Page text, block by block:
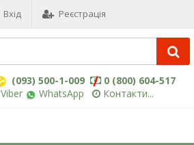
Вхід Реєстрація
(093) 500-1-009
0 (800) 604-517
Viber WhatsApp Контакти...